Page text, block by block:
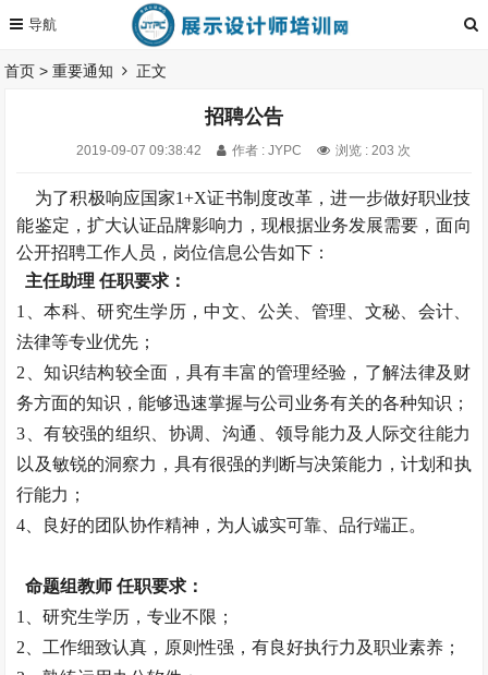
首页 >重要通知 正文
招聘公告
2019-09-07 09:38:42 作者 : JYPC 浏览 : 203 次
为了积极响应国家1+X证书制度改革，进一步做好职业技
能鉴定，扩大认证品牌影响力，现根据业务发展需要，面向
公开招聘工作人员，岗位信息公告如下：
主任助理 任职要求：
1、本科、研究生学历，中文、公关、管理、文秘、会计、
法律等专业优先；
2、知识结构较全面，具有丰富的管理经验，了解法律及财
务方面的知识，能够迅速掌握与公司业务有关的各种知识；
3、有较强的组织、协调、沟通、领导能力及人际交往能力
以及敏锐的洞察力，具有很强的判断与决策能力，计划和执
行能力；
4、良好的团队协作精神，为人诚实可靠、品行端正。
命题组教师 任职要求：
1、研究生学历，专业不限；
2、工作细致认真，原则性强，有良好执行力及职业素养；